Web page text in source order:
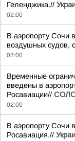
Геленджика.//
02:00
В аэропорту Сочи
воздушных судов,
02:00
Временные
введены в
Росавиации//
02:00
В аэропорту Сочи
Росавиация.//